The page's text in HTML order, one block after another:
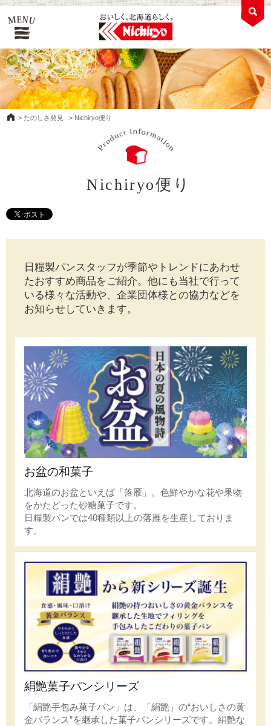
> たのしさ発見 > Nichiryo便り
Nichiryo便り
日糧製パンスタッフが季節やトレンドにあわせ
たおすすめ商品をご紹介。他にも当社で行って
いる様々な活動や、企業団体様との協力などを
お知らせしていきます。
お盆の和菓子
北海道のお盆といえば「落雁」。色鮮やかな花や果物
をかたどった砂糖菓子です。
日糧製パンでは40種類以上の落雁を生産しておりま
す。
絹艶菓子パンシリーズ
「絹艶手包み菓子パン」は、「絹艶」の“おいしさの黄
金バランス”を継承した菓子パンシリーズです。絹艶な